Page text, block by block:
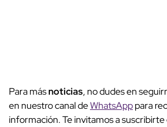
Para másnoticias, no dudes en
en nuestro canal deWhatsApppara
información. Te invitamos a suscribirte